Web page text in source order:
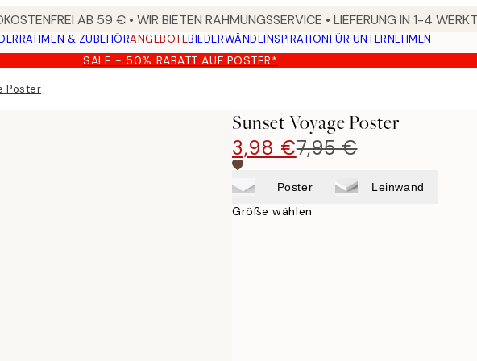
AB 59 € • WIR BIETEN RAHMUNGSSERVICE • LIEFERUNG IN 1-4
RAHMEN & ZUBEHÖRANGEBOTEBILDERWÄNDEINSPIRATIONFÜR UNTERNEHMEN
SALE - 50% RABATT AUF POSTER*
Poster
Sunset Voyage Poster
3,98 €7,95 €
Poster Leinwand
Größe wählen